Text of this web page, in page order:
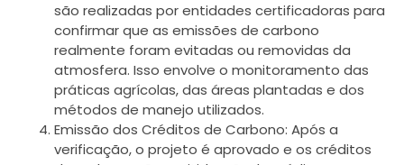
são realizadas por entidades certificadoras para
confirmar que as emissões de carbono
realmente foram evitadas ou removidas da
atmosfera. Isso envolve o monitoramento das
práticas agrícolas, das áreas plantadas e dos
métodos de manejo utilizados.
Emissão dos Créditos de Carbono: Após a
verificação, o projeto é aprovado e os créditos